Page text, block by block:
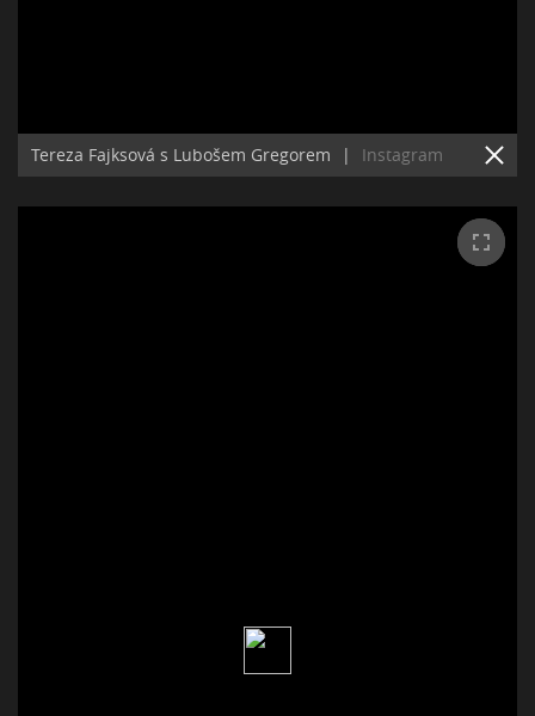
Tereza Fajksová s Lubošem Gregorem | Instagram